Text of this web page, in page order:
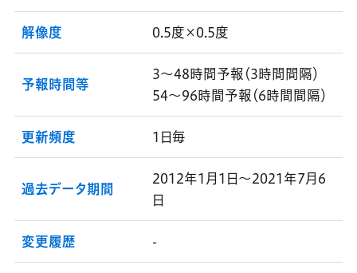
解像度 0.5度×0.5度
予報時間等
3～48時間予報（3時間間隔）
54～96時間予報（6時間間隔）
更新頻度 1日毎
過去データ期間
2012年1月1日～2021年7月6
日
変更履歴 -